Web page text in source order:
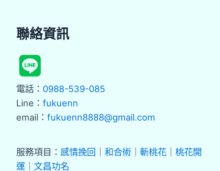
聯絡資訊
電話： 0988-539-085
Line： fukuenn
email： fukuenn8888@gmail.com
服務項目： 感情挽回 和合術 斬桃花
桃花開
運
文昌功名